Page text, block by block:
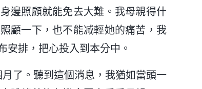
邊照顧就能免去大難。我母親得什
顧一下，也不能减輕她的痛苦，我
安排，把心投入到本分中。
了。聽到這個消息，我猶如當頭一